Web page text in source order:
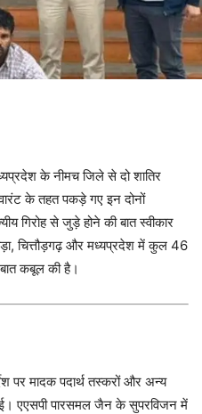
के नीमच जिले से दो शातिर
के तहत पकड़े गए इन दोनों
गिरोह से जुड़े होने की बात स्वीकार
चित्तौड़गढ़ और मध्यप्रदेश में कुल 46
कबूल की है।
पर मादक पदार्थ तस्करों और अन्य
एएसपी पारसमल जैन के सुपरविजन में